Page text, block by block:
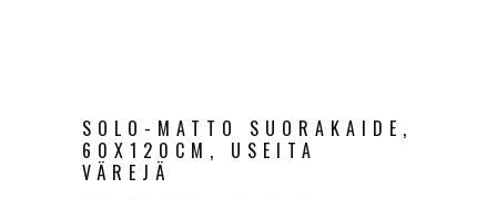
SOLO-MATTO SUORAKAIDE,
60X120CM, USEITA
VÄREJÄ